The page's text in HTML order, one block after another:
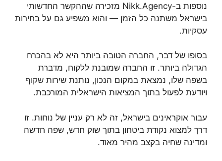
נוספות ב-Nikk.Agency מזכירה שההקשר החדשותי
בישראל משתנה כל הזמן — והוא משפיע גם על בחירות
עסקיות.
בסופו של דבר, החברה הטובה ביותר היא לא בהכרח
הגדולה ביותר. זו החברה שמובנת ללקוח, מדברת
בשפה שלו, נמצאת במקום הנכון, נותנת שירות שקוף
ויודעת לפעול בתוך המציאות הישראלית המורכבת.
עבור אוקראינים בישראל, זה לא רק עניין של נוחות. זו
דרך למצוא נקודת ביטחון בתוך שוק חדש, שפה חדשה
ומדינה שחיה בקצב מהיר מאוד.